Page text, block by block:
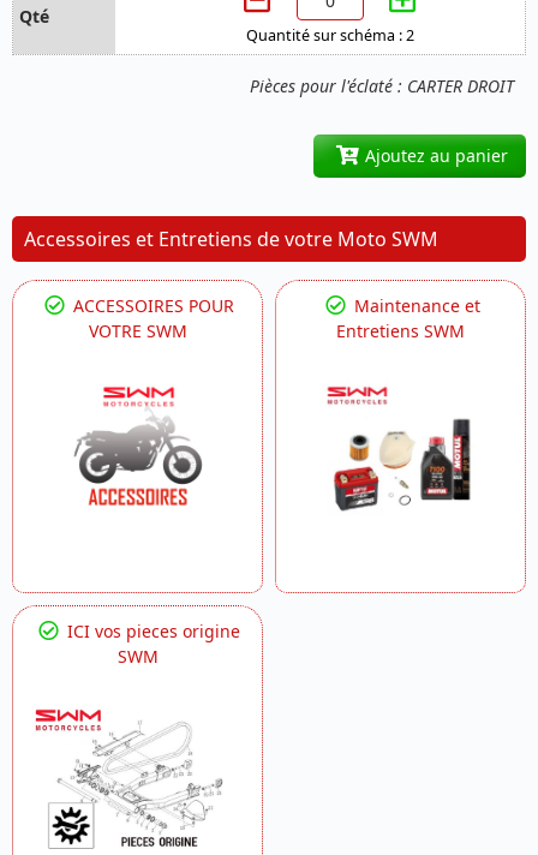
Pièces pour l'éclaté : CARTER DROIT
Quantité sur schéma : 2
Ajoutez au panier
Accessoires et Entretiens de votre Moto SWM
ACCESSOIRES POUR
VOTRE SWM
Maintenance et
Entretiens SWM
ICI vos pieces origine
SWM